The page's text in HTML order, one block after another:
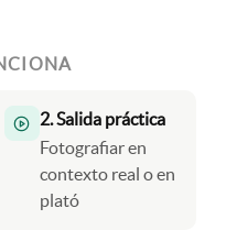
2. Salida práctica
Fotografiar en
contexto real o en
plató